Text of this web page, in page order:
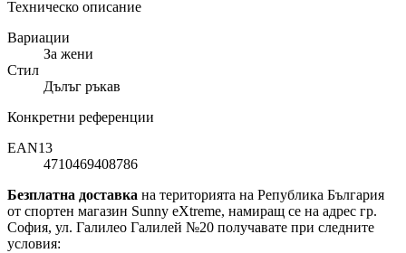
Техническо описание
Вариации
За жени
Стил
Дълъг ръкав
Конкретни референции
EAN13
4710469408786
Безплатна доставка на територията на Република България
от спортен магазин Sunny eXtreme, намиращ се на адрес гр.
София, ул. Галилео Галилей №20 получавате при следните
условия: